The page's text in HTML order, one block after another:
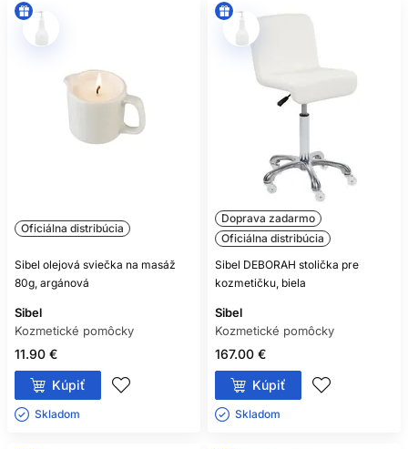
Oficiálna distribúcia
Sibel olejová sviečka na masáž
80g, argánová
Sibel
Kozmetické pomôcky
11.90 €
Kúpiť
Skladom ㅤ
Doprava zadarmo
Oficiálna distribúcia
Sibel DEBORAH stolička pre
kozmetičku, biela
Sibel
Kozmetické pomôcky
167.00 €
Kúpiť
Skladom ㅤ